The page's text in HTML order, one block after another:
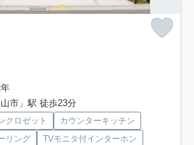
市」駅 徒歩23分
クロゼット
カウンターキッチン
リング TVモニタ付インターホン